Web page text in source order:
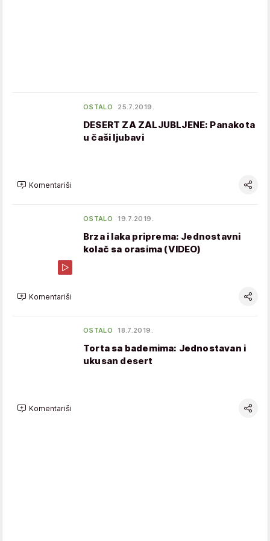
OSTALO 25.7.2019.
DESERT ZA ZALJUBLJENE: Panakota
u čaši ljubavi
Komentariši
OSTALO 19.7.2019.
Brza i laka priprema: Jednostavni
kolač sa orasima (VIDEO)
Komentariši
OSTALO 18.7.2019.
Torta sa bademima: Jednostavan i
ukusan desert
Komentariši